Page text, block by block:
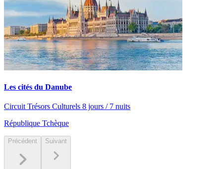
Les cités du Danube
Circuit Trésors Culturels 8 jours / 7 nuits
République Tchèque
Précédent Suivant